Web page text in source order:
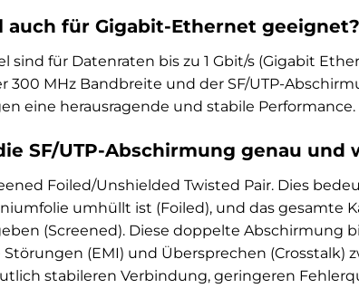
auch für Gigabit-Ethernet geeignet?
sind für Datenraten bis zu 1 Gbit/s (Gigabit
300 MHz Bandbreite und der SF/UTP-
eine herausragende und stabile Performance.
SF/UTP-Abschirmung genau und
Foiled/Unshielded Twisted Pair. Dies
umhüllt ist (Foiled), und das gesamte
(Screened). Diese doppelte Abschirmung
(EMI) und Übersprechen (Crosstalk)
stabileren Verbindung, geringeren